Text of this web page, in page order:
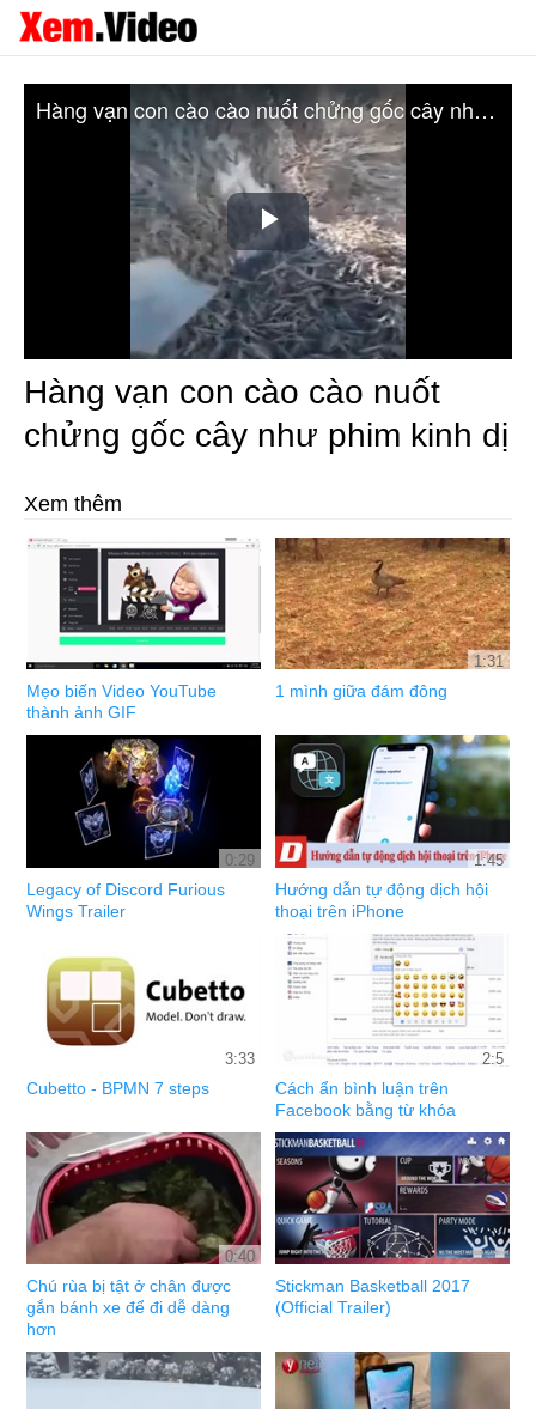
Play
Video
Hàng vạn con cào cào nuốt chửng gốc cây như phim kinh dị
Hàng vạn con cào cào nuốt
chửng gốc cây như phim kinh dị
Xem thêm
Mẹo biến Video YouTube
thành ảnh GIF
1:31
1 mình giữa đám đông
0:29
Legacy of Discord Furious
Wings Trailer
1:45
Hướng dẫn tự động dịch hội
thoại trên iPhone
3:33
Cubetto - BPMN 7 steps
2:5
Cách ẩn bình luận trên
Facebook bằng từ khóa
0:40
Chú rùa bị tật ở chân được
gắn bánh xe để đi dễ dàng
hơn
Stickman Basketball 2017
(Official Trailer)